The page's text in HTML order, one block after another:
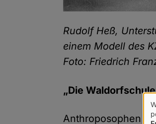
Rudolf Heß,
einem Modell des
Foto: Friedrich
„Die
Anthroposophen